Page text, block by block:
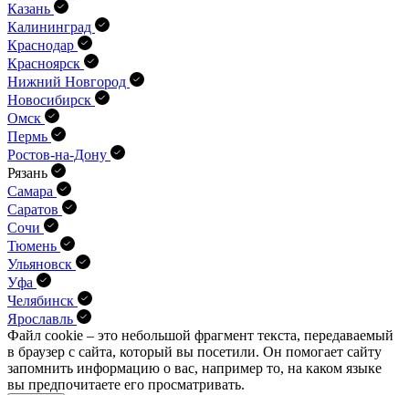
Казань
Калининград
Краснодар
Красноярск
Нижний Новгород
Новосибирск
Омск
Пермь
Ростов-на-Дону
Рязань
Самара
Саратов
Сочи
Тюмень
Ульяновск
Уфа
Челябинск
Ярославль
Файл cookie – это небольшой фрагмент текста, передава­емый
в браузер с сайта, который вы посетили. Он помо­гает сайту
запомнить информацию о вас, например то, на каком языке
вы предпочитаете его просматривать.